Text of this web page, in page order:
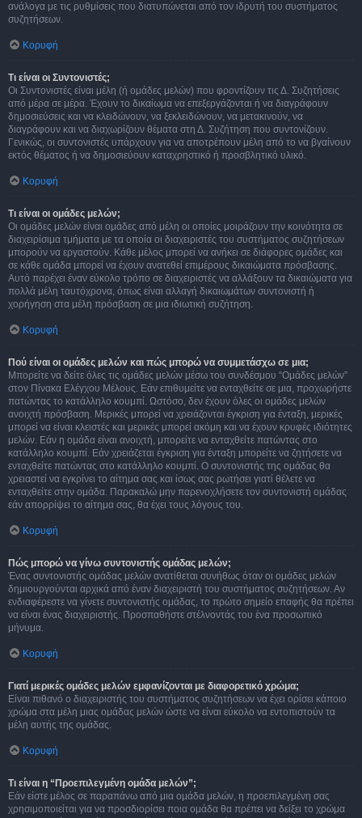
ανάλογα με τις ρυθμίσεις που διατυπώνεται από τον ιδρυτή του συστήματος
συζητήσεων.
Κορυφή
Τι είναι οι Συντονιστές;
Οι Συντονιστές είναι μέλη (ή ομάδες μελών) που φροντίζουν τις Δ. Συζητήσεις
από μέρα σε μέρα. Έχουν το δικαίωμα να επεξεργάζονται ή να διαγράφουν
δημοσιεύσεις και να κλειδώνουν, να ξεκλειδώνουν, να μετακινούν, να
διαγράφουν και να διαχωρίζουν θέματα στη Δ. Συζήτηση που συντονίζουν.
Γενικώς, οι συντονιστές υπάρχουν για να αποτρέπουν μέλη από το να βγαίνουν
εκτός θέματος ή να δημοσιεύουν καταχρηστικό ή προσβλητικό υλικό.
Κορυφή
Τι είναι οι ομάδες μελών;
Οι ομάδες μελών είναι ομάδες από μέλη οι οποίες μοιράζουν την κοινότητα σε
διαχειρίσιμα τμήματα με τα οποία οι διαχειριστές του συστήματος συζητήσεων
μπορούν να εργαστούν. Κάθε μέλος μπορεί να ανήκει σε διάφορες ομάδες και
σε κάθε ομάδα μπορεί να έχουν ανατεθεί επιμέρους δικαιώματα πρόσβασης.
Αυτό παρέχει έναν εύκολο τρόπο σε διαχειριστές να αλλάξουν τα δικαιώματα για
πολλά μέλη ταυτόχρονα, όπως είναι αλλαγή δικαιωμάτων συντονιστή ή
χορήγηση στα μέλη πρόσβαση σε μια ιδιωτική συζήτηση.
Κορυφή
Πού είναι οι ομάδες μελών και πώς μπορώ να συμμετάσχω σε μια;
Μπορείτε να δείτε όλες τις ομάδες μελών μέσω του συνδέσμου “Ομάδες μελών”
στον Πίνακα Ελέγχου Μέλους. Εάν επιθυμείτε να ενταχθείτε σε μια, προχωρήστε
πατώντας το κατάλληλο κουμπί. Ωστόσο, δεν έχουν όλες οι ομάδες μελών
ανοιχτή πρόσβαση. Μερικές μπορεί να χρειάζονται έγκριση για ένταξη, μερικές
μπορεί να είναι κλειστές και μερικές μπορεί ακόμη και να έχουν κρυφές ιδιότητες
μελών. Εάν η ομάδα είναι ανοιχτή, μπορείτε να ενταχθείτε πατώντας στο
κατάλληλο κουμπί. Εάν χρειάζεται έγκριση για ένταξη μπορείτε να ζητήσετε να
ενταχθείτε πατώντας στο κατάλληλο κουμπί. Ο συντονιστής της ομάδας θα
χρειαστεί να εγκρίνει το αίτημα σας και ίσως σας ρωτήσει γιατί θέλετε να
ενταχθείτε στην ομάδα. Παρακαλώ μην παρενοχλήσετε τον συντονιστή ομάδας
εάν απορρίψει το αίτημα σας, θα έχει τους λόγους του.
Κορυφή
Πώς μπορώ να γίνω συντονιστής ομάδας μελών;
Ένας συντονιστής ομάδας μελών ανατίθεται συνήθως όταν οι ομάδες μελών
δημιουργούνται αρχικά από έναν διαχειριστή του συστήματος συζητήσεων. Αν
ενδιαφέρεστε να γίνετε συντονιστής ομάδας, το πρώτο σημείο επαφής θα πρέπει
να είναι ένας διαχειριστής. Προσπαθήστε στέλνοντάς του ένα προσωπικό
μήνυμα.
Κορυφή
Γιατί μερικές ομάδες μελών εμφανίζονται με διαφορετικό χρώμα;
Είναι πιθανό ο διαχειριστής του συστήματος συζητήσεων να έχει ορίσει κάποιο
χρώμα στα μέλη μιας ομάδας μελών ώστε να είναι εύκολο να εντοπιστούν τα
μέλη αυτής της ομάδας.
Κορυφή
Τι είναι η “Προεπιλεγμένη ομάδα μελών”;
Εάν είστε μέλος σε παραπάνω από μια ομάδα μελών, η προεπιλεγμένη σας
χρησιμοποιείται για να προσδιορίσει ποια ομάδα θα πρέπει να δείξει το χρώμα